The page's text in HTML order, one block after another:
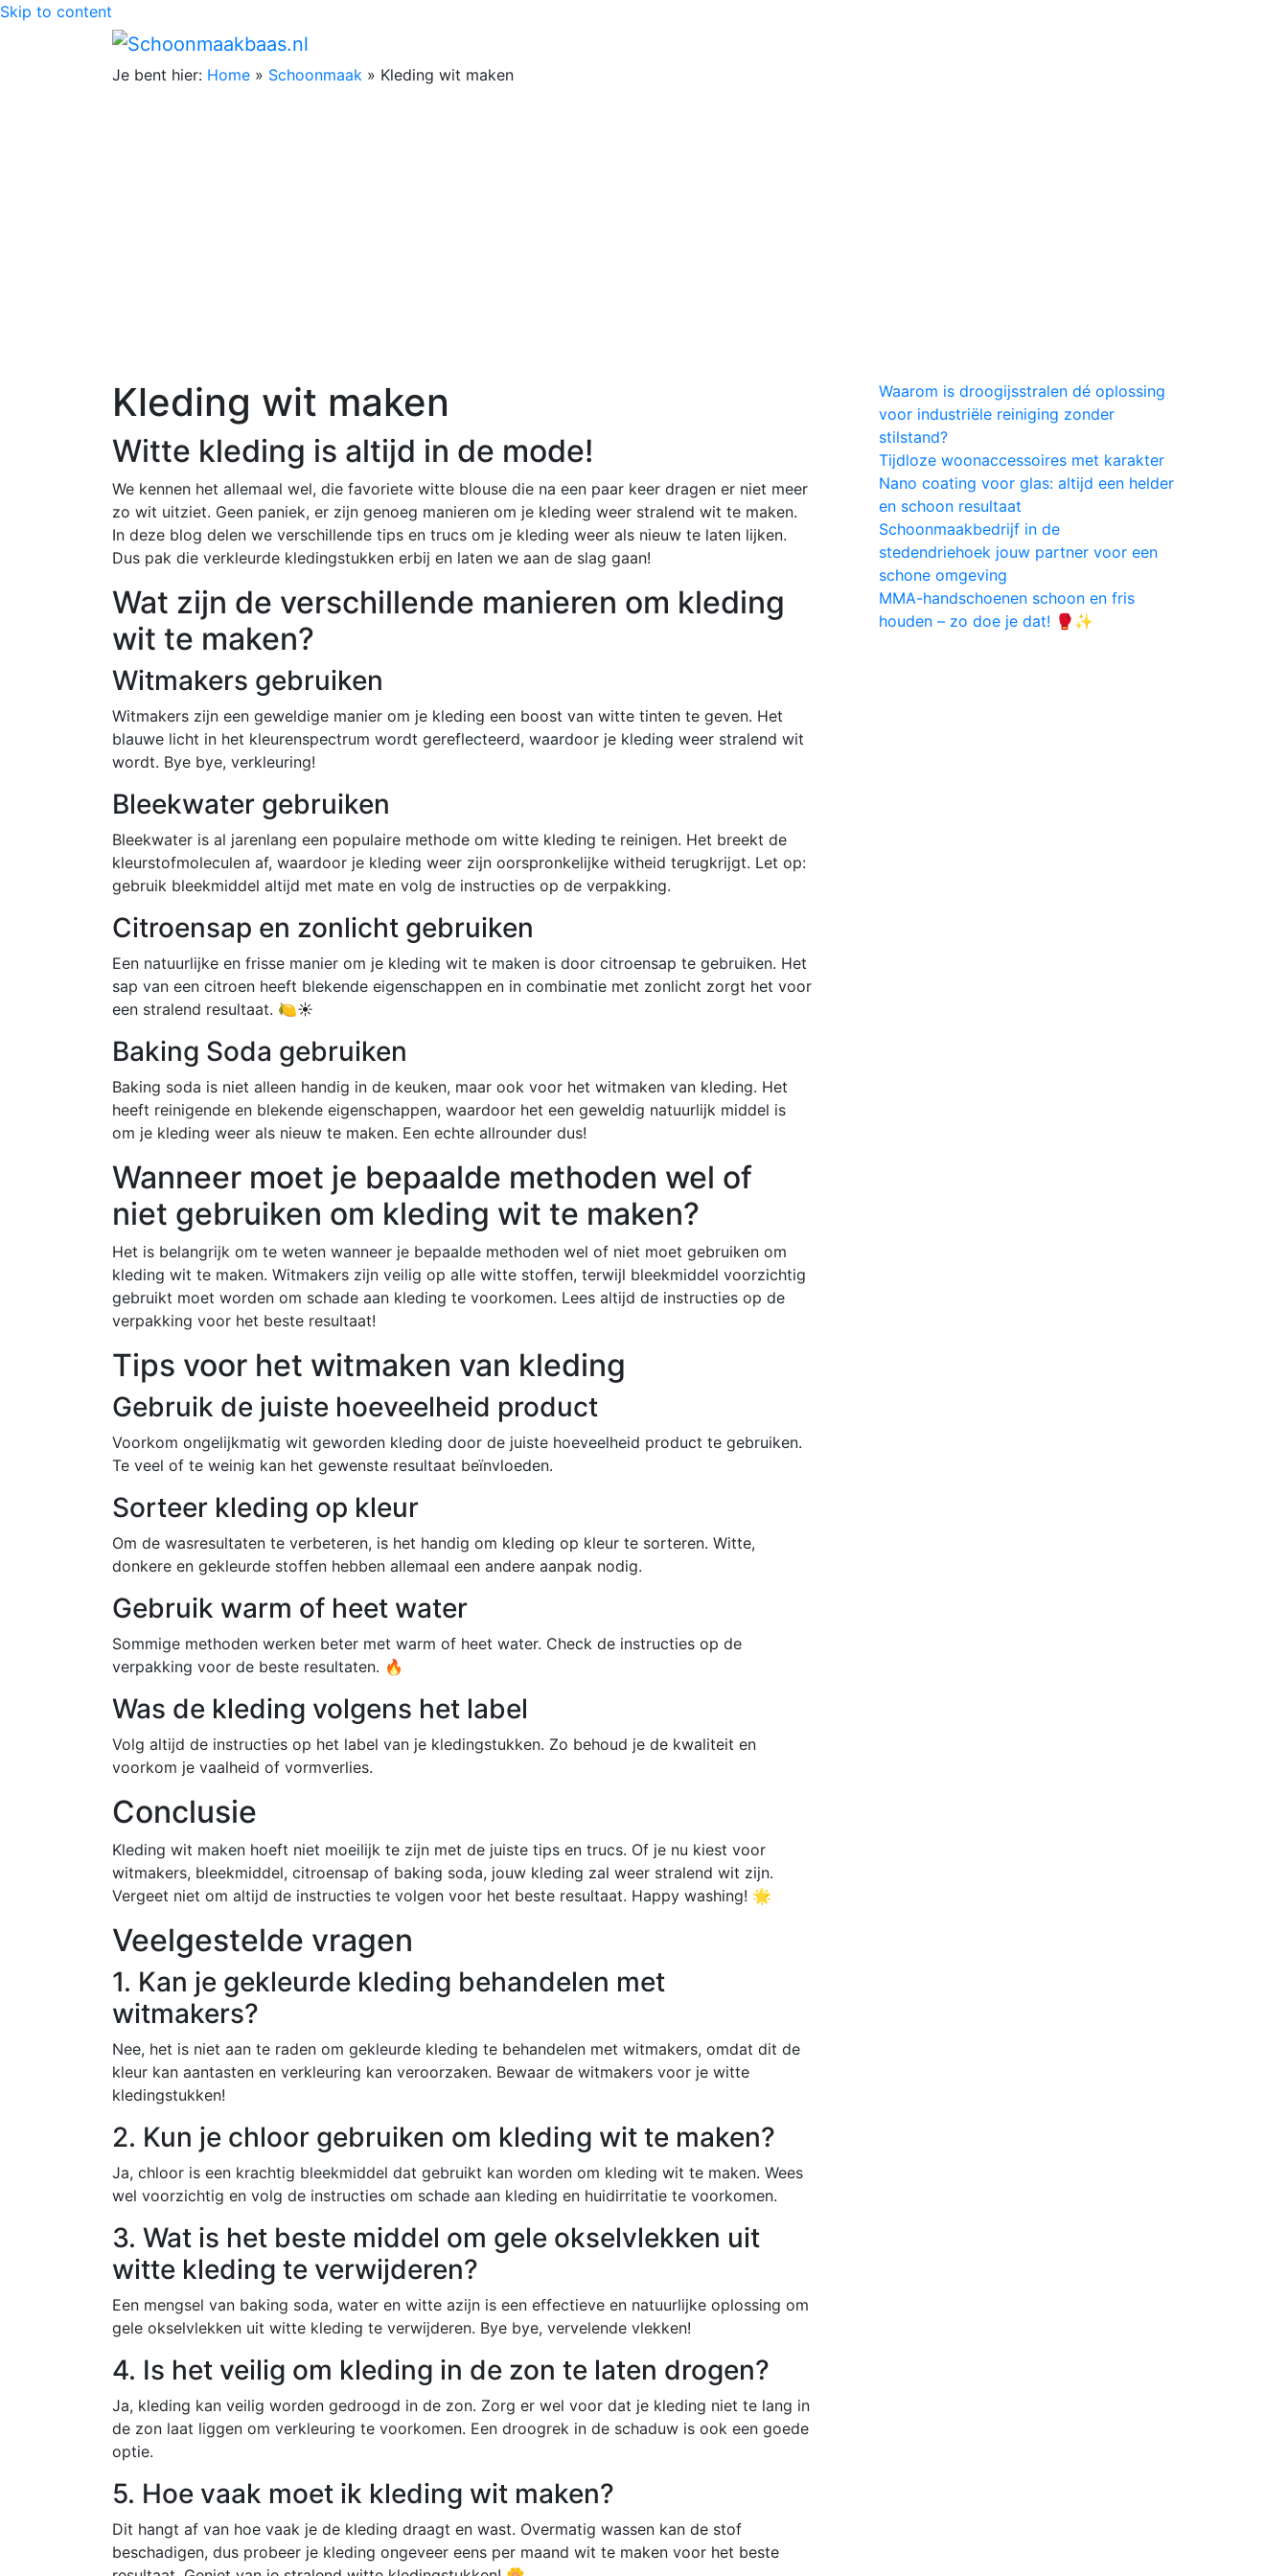
Skip to content
Je bent hier: Home » Schoonmaak » Kleding wit maken
Kleding wit maken
Witte kleding is altijd in de mode!
We kennen het allemaal wel, die favoriete witte blouse die na een paar keer dragen er niet meer
zo wit uitziet. Geen paniek, er zijn genoeg manieren om je kleding weer stralend wit te maken.
In deze blog delen we verschillende tips en trucs om je kleding weer als nieuw te laten lijken.
Dus pak die verkleurde kledingstukken erbij en laten we aan de slag gaan!
Wat zijn de verschillende manieren om kleding
wit te maken?
Witmakers gebruiken
Witmakers zijn een geweldige manier om je kleding een boost van witte tinten te geven. Het
blauwe licht in het kleurenspectrum wordt gereflecteerd, waardoor je kleding weer stralend wit
wordt. Bye bye, verkleuring!
Bleekwater gebruiken
Bleekwater is al jarenlang een populaire methode om witte kleding te reinigen. Het breekt de
kleurstofmoleculen af, waardoor je kleding weer zijn oorspronkelijke witheid terugkrijgt. Let op:
gebruik bleekmiddel altijd met mate en volg de instructies op de verpakking.
Citroensap en zonlicht gebruiken
Een natuurlijke en frisse manier om je kleding wit te maken is door citroensap te gebruiken. Het
sap van een citroen heeft blekende eigenschappen en in combinatie met zonlicht zorgt het voor
een stralend resultaat. 🍋☀️
Baking Soda gebruiken
Baking soda is niet alleen handig in de keuken, maar ook voor het witmaken van kleding. Het
heeft reinigende en blekende eigenschappen, waardoor het een geweldig natuurlijk middel is
om je kleding weer als nieuw te maken. Een echte allrounder dus!
Wanneer moet je bepaalde methoden wel of
niet gebruiken om kleding wit te maken?
Het is belangrijk om te weten wanneer je bepaalde methoden wel of niet moet gebruiken om
kleding wit te maken. Witmakers zijn veilig op alle witte stoffen, terwijl bleekmiddel voorzichtig
gebruikt moet worden om schade aan kleding te voorkomen. Lees altijd de instructies op de
verpakking voor het beste resultaat!
Tips voor het witmaken van kleding
Gebruik de juiste hoeveelheid product
Voorkom ongelijkmatig wit geworden kleding door de juiste hoeveelheid product te gebruiken.
Te veel of te weinig kan het gewenste resultaat beïnvloeden.
Sorteer kleding op kleur
Om de wasresultaten te verbeteren, is het handig om kleding op kleur te sorteren. Witte,
donkere en gekleurde stoffen hebben allemaal een andere aanpak nodig.
Gebruik warm of heet water
Sommige methoden werken beter met warm of heet water. Check de instructies op de
verpakking voor de beste resultaten. 🔥
Was de kleding volgens het label
Volg altijd de instructies op het label van je kledingstukken. Zo behoud je de kwaliteit en
voorkom je vaalheid of vormverlies.
Conclusie
Kleding wit maken hoeft niet moeilijk te zijn met de juiste tips en trucs. Of je nu kiest voor
witmakers, bleekmiddel, citroensap of baking soda, jouw kleding zal weer stralend wit zijn.
Vergeet niet om altijd de instructies te volgen voor het beste resultaat. Happy washing! 🌟
Veelgestelde vragen
1. Kan je gekleurde kleding behandelen met
witmakers?
Nee, het is niet aan te raden om gekleurde kleding te behandelen met witmakers, omdat dit de
kleur kan aantasten en verkleuring kan veroorzaken. Bewaar de witmakers voor je witte
kledingstukken!
2. Kun je chloor gebruiken om kleding wit te maken?
Ja, chloor is een krachtig bleekmiddel dat gebruikt kan worden om kleding wit te maken. Wees
wel voorzichtig en volg de instructies om schade aan kleding en huidirritatie te voorkomen.
3. Wat is het beste middel om gele okselvlekken uit
witte kleding te verwijderen?
Een mengsel van baking soda, water en witte azijn is een effectieve en natuurlijke oplossing om
gele okselvlekken uit witte kleding te verwijderen. Bye bye, vervelende vlekken!
4. Is het veilig om kleding in de zon te laten drogen?
Ja, kleding kan veilig worden gedroogd in de zon. Zorg er wel voor dat je kleding niet te lang in
de zon laat liggen om verkleuring te voorkomen. Een droogrek in de schaduw is ook een goede
optie.
5. Hoe vaak moet ik kleding wit maken?
Dit hangt af van hoe vaak je de kleding draagt en wast. Overmatig wassen kan de stof
beschadigen, dus probeer je kleding ongeveer eens per maand wit te maken voor het beste
Waarom is droogijsstralen dé oplossing
voor industriële reiniging zonder
stilstand?
Tijdloze woonaccessoires met karakter
Nano coating voor glas: altijd een helder
en schoon resultaat
Schoonmaakbedrijf in de
stedendriehoek jouw partner voor een
schone omgeving
MMA-handschoenen schoon en fris
houden – zo doe je dat! 🥊✨